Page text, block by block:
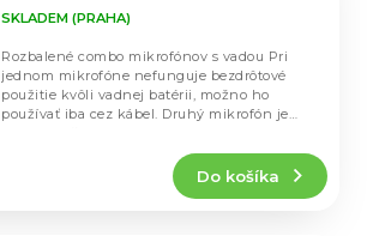
SKLADEM (PRAHA)
Do košíka
Rozbalené combo mikrofónov s vadou Pri
jednom mikrofóne nefunguje bezdrôtové
použitie kvôli vadnej batérii, možno ho
používať iba cez kábel. Druhý mikrofón je